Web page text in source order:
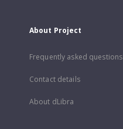
About Project
Frequently asked questions
Contact details
About dLibra